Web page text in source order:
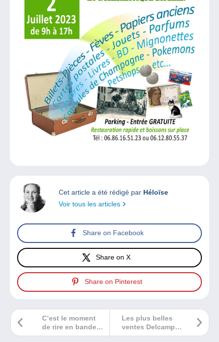
Cet article a été rédigé par Héloïse
Voir tous les articles
Share on Facebook
Share on X
Share on Pinterest
Les plus belles
ventes Delcampe
juin 2023
C’est le moment
de rire en bandes
dessinées !